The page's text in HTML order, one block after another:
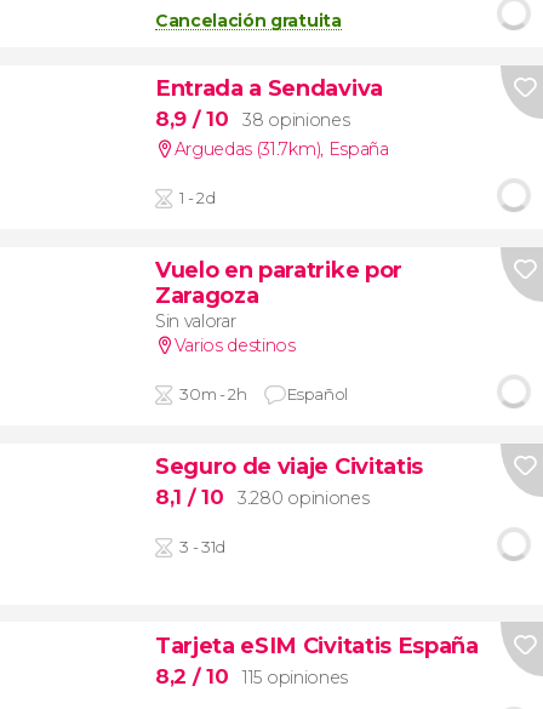
Cancelación gratuita
Entrada a Sendaviva
8,9 / 10
38 opiniones
Arguedas (31.7km), España
1 - 2d
Vuelo en paratrike por
Zaragoza
Sin valorar
Varios destinos
30m - 2h Español
Seguro de viaje Civitatis
8,1 / 10 3.280 opiniones
3 - 31d
Tarjeta eSIM Civitatis España
8,2 / 10 115 opiniones